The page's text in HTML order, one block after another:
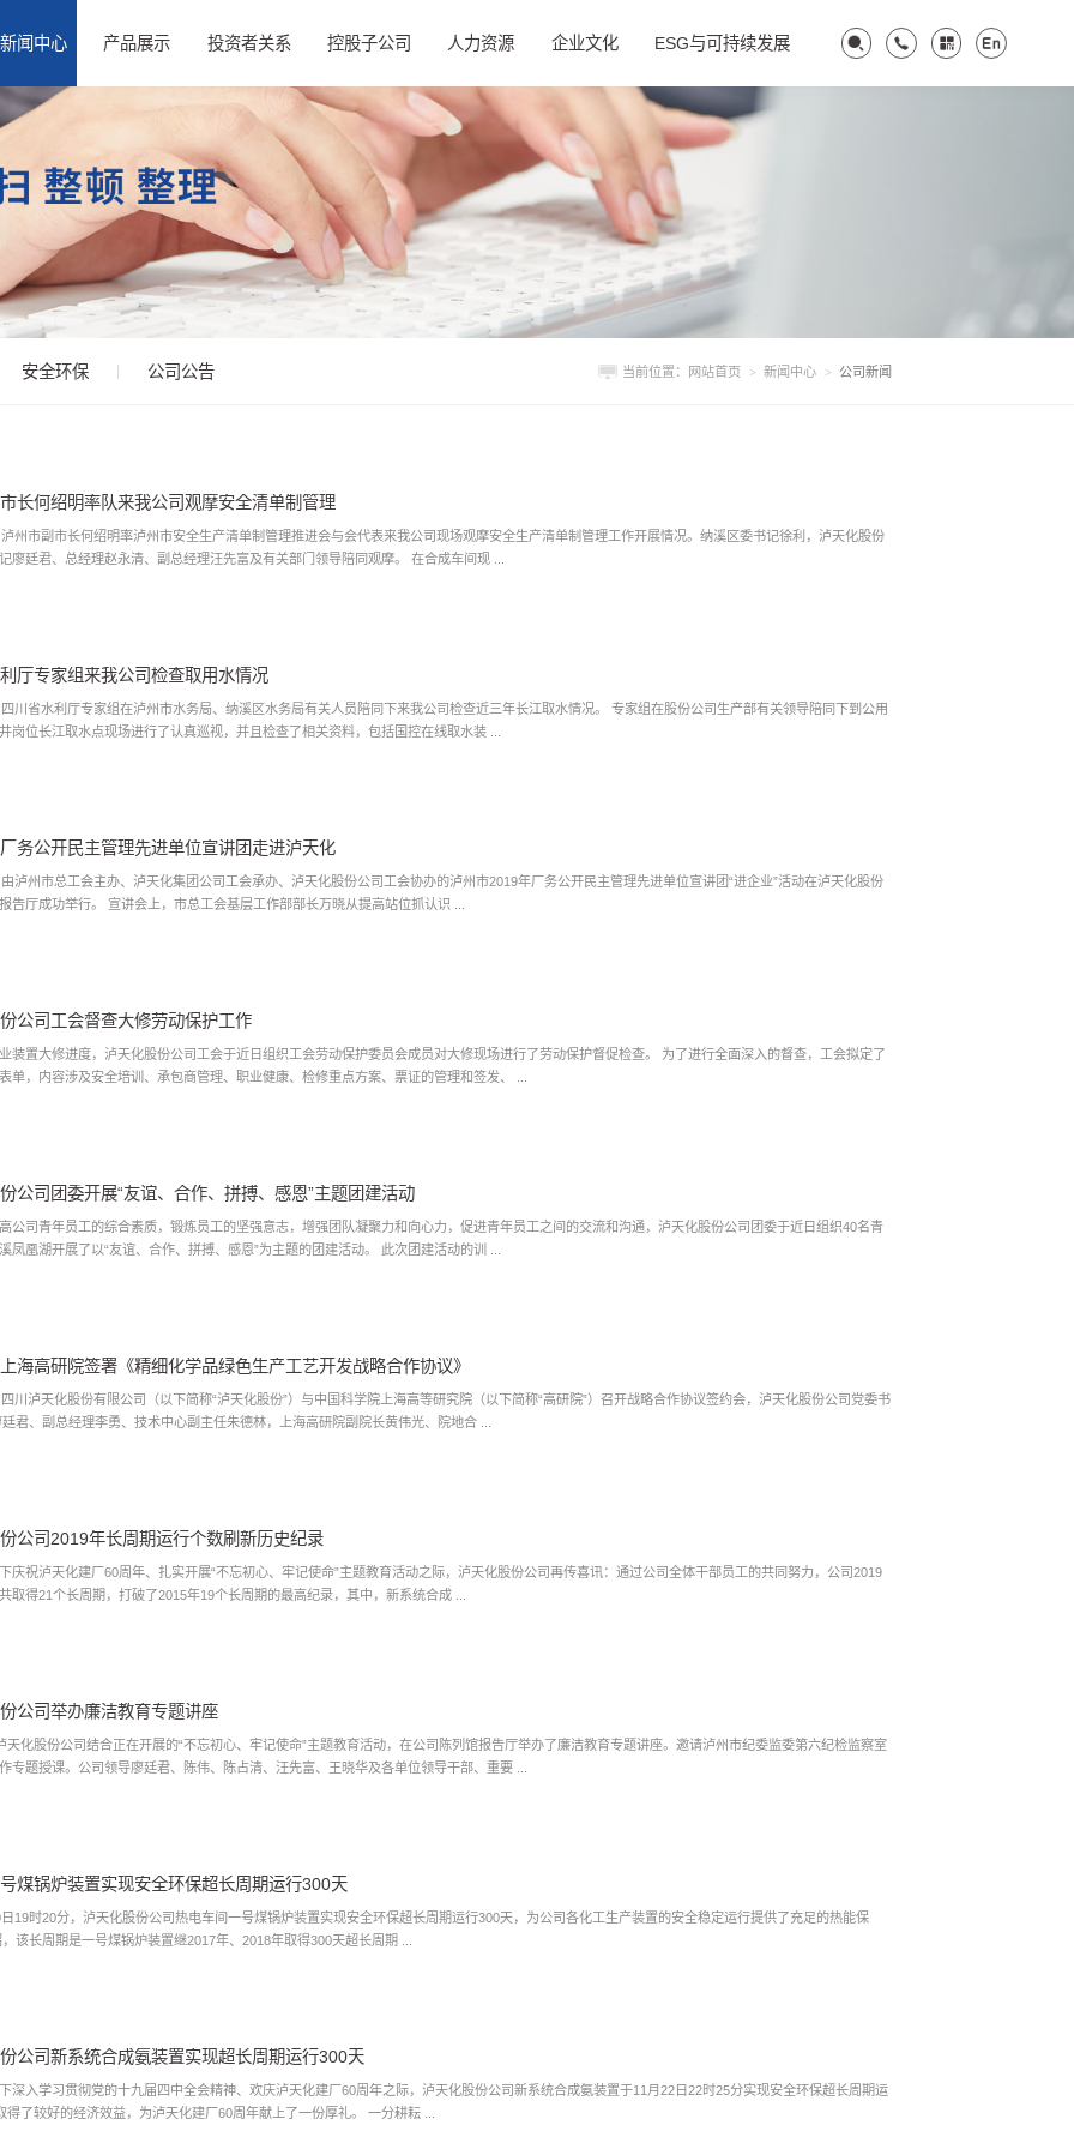
新闻中心 产品展示 投资者关系 控股子公司 人力资源 企业文化 ESG与可持续发展
安全环保 公司公告 当前位置： 网站首页 > 新闻中心 > 公司新闻
长何绍明率队来我公司观摩安全清单制管理
州市副市长何绍明率泸州市安全生产清单制管理推进会与会代表来我公司现场观摩安全生产清单制管理工作开展情况。纳溪区委书记徐利，泸天化股份
公司党委书记廖廷君、总经理赵永清、副总经理汪先富及有关部门领导陪同观摩。 在合成车间现 ...
厅专家组来我公司检查取用水情况
水利厅专家组在泸州市水务局、纳溪区水务局有关人员陪同下来我公司检查近三年长江取水情况。 专家组在股份公司生产部有关领导陪同下到公用
岗位长江取水点现场进行了认真巡视，并且检查了相关资料，包括国控在线取水装 ...
务公开民主管理先进单位宣讲团走进泸天化
泸州市总工会主办、泸天化集团公司工会承办、泸天化股份公司工会协办的泸州市2019年厂务公开民主管理先进单位宣讲团“进企业”活动在泸天化股份
公司陈列馆报告厅成功举行。 宣讲会上，市总工会基层工作部部长万晓从提高站位抓认识 ...
公司工会督查大修劳动保护工作
大修进度，泸天化股份公司工会于近日组织工会劳动保护委员会成员对大修现场进行了劳动保护督促检查。 为了进行全面深入的督查，工会拟定了
单，内容涉及安全培训、承包商管理、职业健康、检修重点方案、票证的管理和签发、 ...
公司团委开展“友谊、合作、拼搏、感恩”主题团建活动
公司青年员工的综合素质，锻炼员工的坚强意志，增强团队凝聚力和向心力，促进青年员工之间的交流和沟通，泸天化股份公司团委于近日组织40名青
年员工在纳溪凤凰湖开展了以“友谊、合作、拼搏、感恩”为主题的团建活动。 此次团建活动的训 ...
海高研院签署《精细化学品绿色生产工艺开发战略合作协议》
川泸天化股份有限公司（以下简称“泸天化股份”）与中国科学院上海高等研究院（以下简称“高研院”）召开战略合作协议签约会，泸天化股份公司党委书
君、副总经理李勇、技术中心副主任朱德林，上海高研院副院长黄伟光、院地合 ...
公司2019年长周期运行个数刷新历史纪录
庆祝泸天化建厂60周年、扎实开展“不忘初心、牢记使命”主题教育活动之际，泸天化股份公司再传喜讯：通过公司全体干部员工的共同努力，公司2019
取得21个长周期，打破了2015年19个长周期的最高纪录，其中，新系统合成 ...
公司举办廉洁教育专题讲座
天化股份公司结合正在开展的“不忘初心、牢记使命”主题教育活动，在公司陈列馆报告厅举办了廉洁教育专题讲座。邀请泸州市纪委监委第六纪检监察室
专题授课。公司领导廖廷君、陈伟、陈占清、汪先富、王晓华及各单位领导干部、重要 ...
煤锅炉装置实现安全环保超长周期运行300天
19时20分，泸天化股份公司热电车间一号煤锅炉装置实现安全环保超长周期运行300天，为公司各化工生产装置的安全稳定运行提供了充足的热能保
绍，该长周期是一号煤锅炉装置继2017年、2018年取得300天超长周期 ...
公司新系统合成氨装置实现超长周期运行300天
深入学习贯彻党的十九届四中全会精神、欢庆泸天化建厂60周年之际，泸天化股份公司新系统合成氨装置于11月22日22时25分实现安全环保超长周期运
行300天，取得了较好的经济效益，为泸天化建厂60周年献上了一份厚礼。 一分耕耘 ...